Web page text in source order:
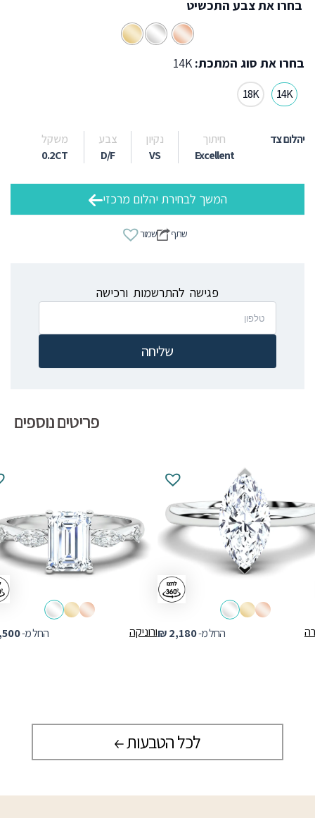
בחרו את צבע התכשיט
בחרו את סוג המתכת:14K
18K 14K
יהלום צד חיתוך נקיון צבע
משקל
Excellent
VS
D/F
0.2CT
המשך לבחירת יהלום מרכזי
שמור שתף
פגישה להתרשמות ורכישה
שליחה
פריטים נוספים
החל מ- ורוניקה החל מ- ₪2,180
לכל הטבעות